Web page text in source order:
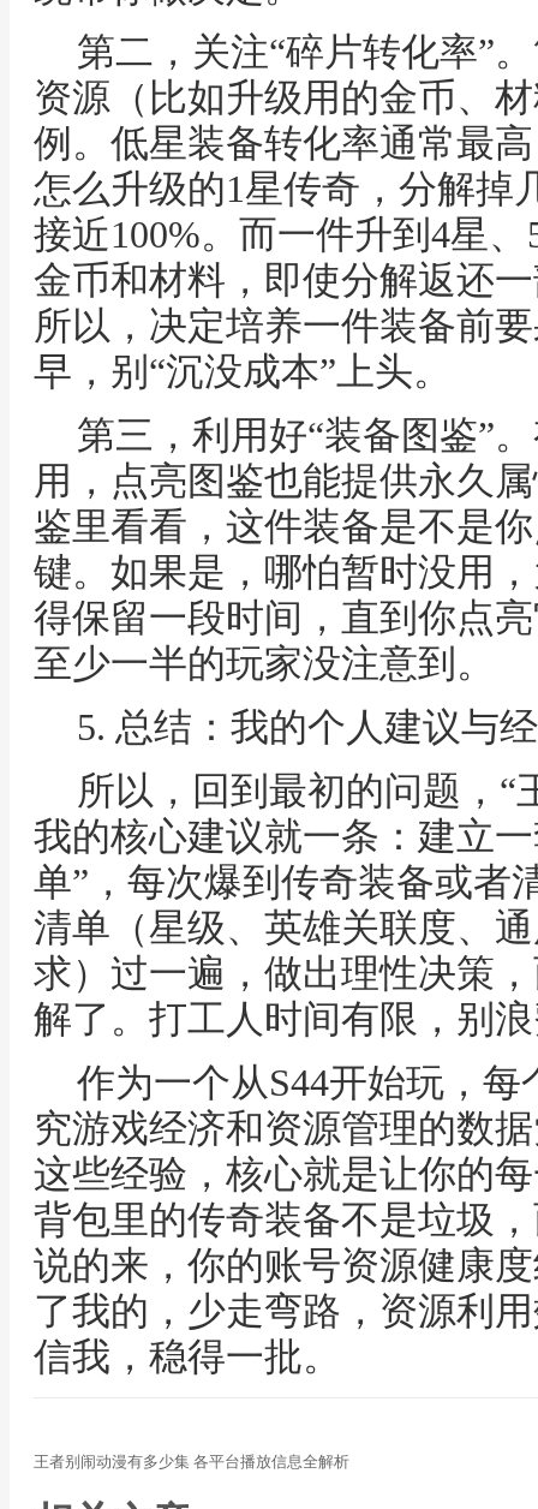
第二，关注“碎片转化率”
资源（比如升级用的金币、
例。低星装备转化率通常最
怎么升级的1星传奇，分解掉
接近100%。而一件升到4星
金币和材料，即使分解返还
所以，决定培养一件装备前
早，别“沉没成本”上头。
第三，利用好“装备图鉴”
用，点亮图鉴也能提供永久
鉴里看看，这件装备是不是
键。如果是，哪怕暂时没用
得保留一段时间，直到你点
至少一半的玩家没注意到。
5. 总结：我的个人建议与
所以，回到最初的问题，“
我的核心建议就一条：建立
单”，每次爆到传奇装备或者
清单（星级、英雄关联度、
求）过一遍，做出理性决策
解了。打工人时间有限，别
作为一个从S44开始玩，
究游戏经济和资源管理的数
这些经验，核心就是让你的
背包里的传奇装备不是垃圾
说的来，你的账号资源健康
了我的，少走弯路，资源利
信我，稳得一批。
王者别闹动漫有多少集 各平台播放信息全解析